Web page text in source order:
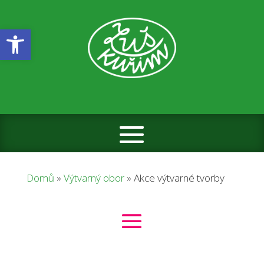
Open toolbar
Domů » Výtvarný obor» Akce výtvarné tvorby